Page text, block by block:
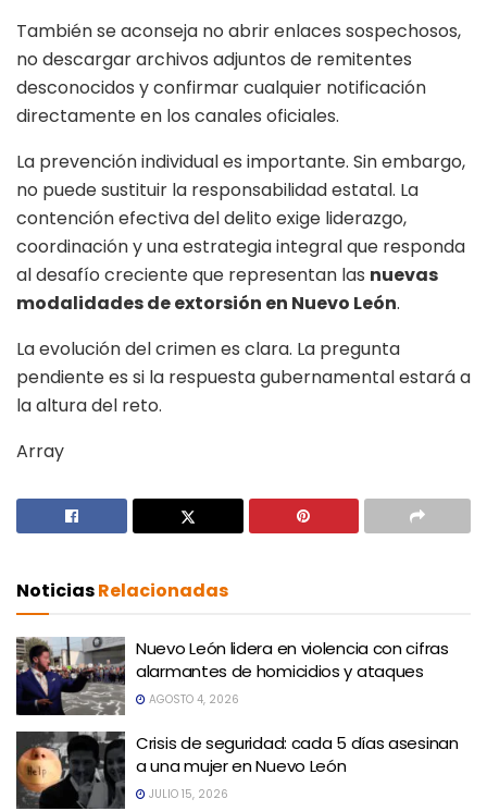
También se aconseja no abrir enlaces sospechosos,
no descargar archivos adjuntos de remitentes
desconocidos y confirmar cualquier notificación
directamente en los canales oficiales.
La prevención individual es importante. Sin embargo,
no puede sustituir la responsabilidad estatal. La
contención efectiva del delito exige liderazgo,
coordinación y una estrategia integral que responda
al desafío creciente que representan las nuevas
modalidades de extorsión en Nuevo León.
La evolución del crimen es clara. La pregunta
pendiente es si la respuesta gubernamental estará a
la altura del reto.
Array
NoticiasRelacionadas
Nuevo León lidera en violencia con cifras
alarmantes de homicidios y ataques
AGOSTO 4, 2026
Crisis de seguridad: cada 5 días asesinan
a una mujer en Nuevo León
JULIO 15, 2026